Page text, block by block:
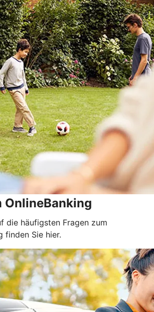
OnlineBanking
die häufigsten Fragen zum
finden Sie hier.